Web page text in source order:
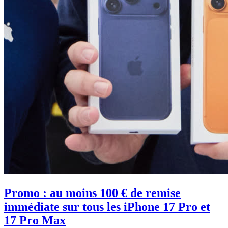
Promo : au moins 100 € de remise
immédiate sur tous les iPhone 17 Pro et
17 Pro Max